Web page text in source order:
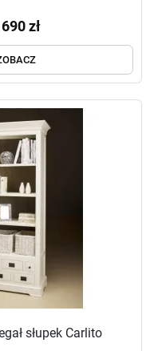
zł
słupek Carlito